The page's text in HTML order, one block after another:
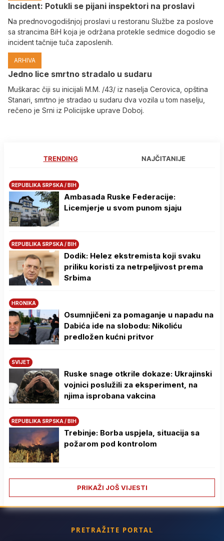
Incident: Potukli se pijani inspektori na proslavi
Na prednovogodišnjoj proslavi u restoranu Službe za poslove
sa strancima BiH koja je održana protekle sedmice dogodio se
incident tačnije tuča zaposlenih.
ARHIVA
Јedno lice smrtno stradalo u sudaru
Muškarac čiji su inicijali M.M. /43/ iz naselja Cerovica, opština
Stanari, smrtno je stradao u sudaru dva vozila u tom naselju,
rečeno je Srni iz Policijske uprave Doboj.
TRENDING NAJČITANIJE
REPUBLIKA SRPSKA / BIH
Ambasada Ruske Federacije:
Licemjerje u svom punom sjaju
REPUBLIKA SRPSKA / BIH
Dodik: Helez ekstremista koji svaku
priliku koristi za netrpeljivost prema
Srbima
HRONIKA
Osumnjičeni za pomaganje u napadu na
Dabića ide na slobodu: Nikoliću
predložen kućni pritvor
SVIJET
Ruske snage otkrile dokaze: Ukrajinski
vojnici poslužili za eksperiment, na
njima isprobana vakcina
REPUBLIKA SRPSKA / BIH
Trebinje: Borba uspjela, situacija sa
požarom pod kontrolom
PRIKAŽI JOŠ VIJESTI
PRETRAŽITE PORTAL